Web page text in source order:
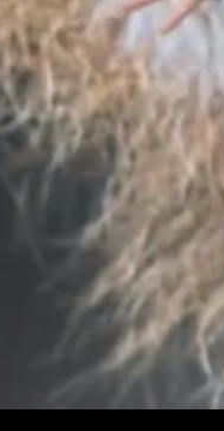
Horario y
31 may 2024, 7:00 p.m.
Quito, E4-142, Marieta
Acerca del
www.buenplan.com.ec/